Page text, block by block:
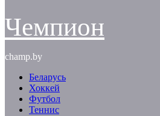
Чемпион
champ.by
Беларусь
Хоккей
Футбол
Теннис